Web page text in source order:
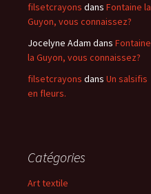
filsetcrayons dans Fontaine la
Guyon, vous connaissez?
Jocelyne Adam dans Fontaine
la Guyon, vous connaissez?
filsetcrayons dans Un salsifis
en fleurs.
Catégories
Art textile